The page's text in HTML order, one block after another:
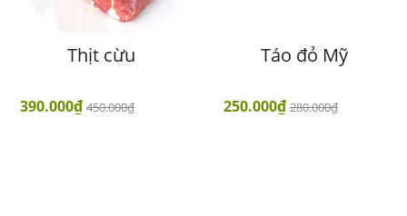
Thịt cừu
390.000₫ 450.000₫
Táo đỏ Mỹ
250.000₫ 280.000₫